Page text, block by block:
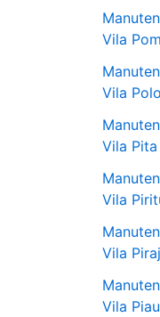
Vila
Vila
Vila Pita
Vila
Vila
Vila